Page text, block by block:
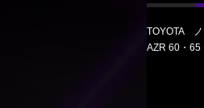
TOYOTA ノ
AZR 60・